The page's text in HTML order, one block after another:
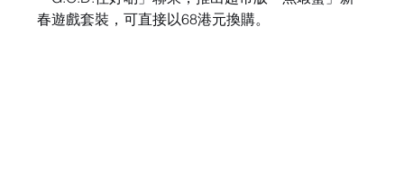
春遊戲套裝，可直接以68港元換購。